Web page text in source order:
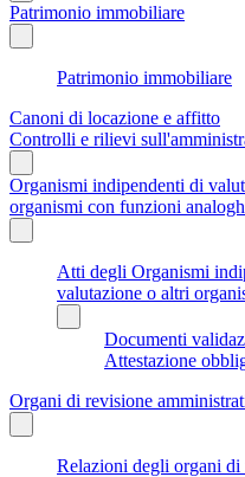
Patrimonio immobiliare
Patrimonio immobiliare
Canoni di locazione e affitto
Controlli e rilievi
Organismi indipendenti di
organismi con funzioni
Atti degli Organismi
valutazione o altri
Documenti
Attestazione
Organi di revisione
Relazioni degli organi di